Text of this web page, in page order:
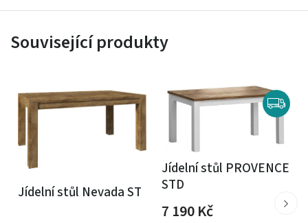
Související produkty
Jídelní stůl Nevada ST
Jídelní stůl PROVENCE
STD
7 190Kč